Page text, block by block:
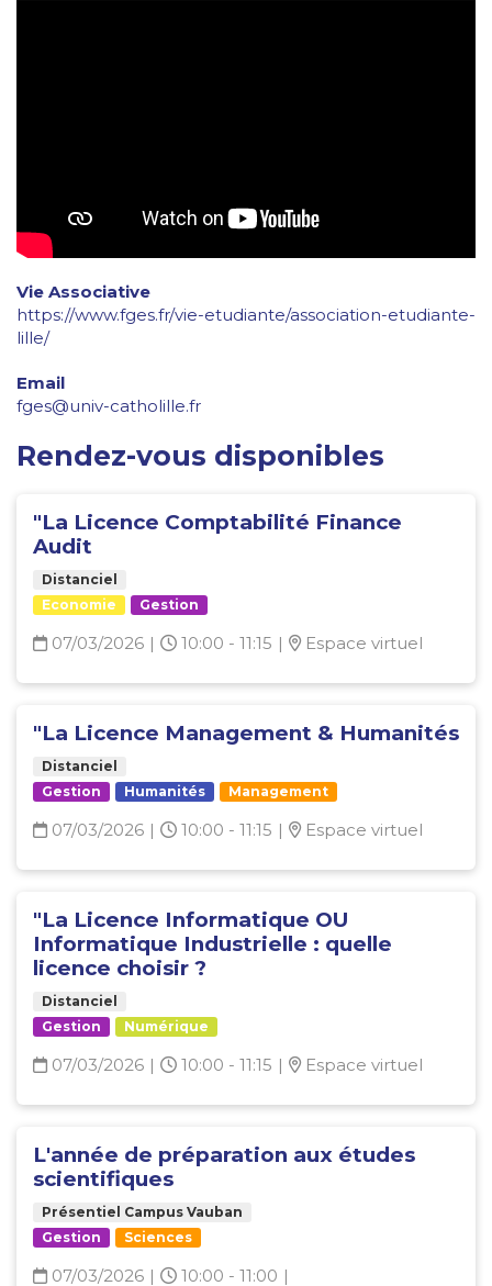
Vie Associative
https://www.fges.fr/vie-etudiante/association-etudiante-
lille/
Email
fges@univ-catholille.fr
Rendez-vous disponibles
"La Licence Comptabilité Finance
Audit
Distanciel
Economie
Gestion
07/03/2026 | 10:00 - 11:15 | Espace virtuel
"La Licence Management & Humanités
Distanciel
Gestion
Humanités Management
07/03/2026 | 10:00 - 11:15 | Espace virtuel
"La Licence Informatique OU
Informatique Industrielle : quelle
licence choisir ?
Distanciel
Gestion
Numérique
07/03/2026 | 10:00 - 11:15 | Espace virtuel
L'année de préparation aux études
scientifiques
Présentiel Campus Vauban
Gestion
Sciences
07/03/2026 | 10:00 - 11:00 |